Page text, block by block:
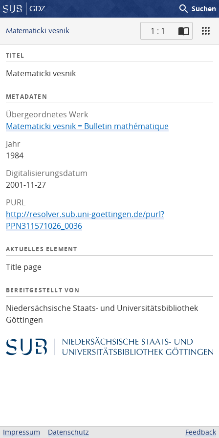
GDZ search Suchen
Matematicki vesnik 1 : 1
I
f
TITEL
Matematicki vesnik
METADATEN
Übergeordnetes Werk
Matematicki vesnik = Bulletin mathématique
Jahr
1984
Digitalisierungsdatum
2001-11-27
PURL
http://resolver.sub.uni-goettingen.de/purl?
PPN311571026_0036
AKTUELLES ELEMENT
Title page
BEREITGESTELLT VON
Niedersächsische Staats- und Universitätsbibliothek
Göttingen
Impressum Datenschutz Feedback